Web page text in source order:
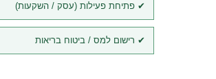
✔ פתיחת פעילות (עסק / השקעות)
✔ רישום למס / ביטוח בריאות